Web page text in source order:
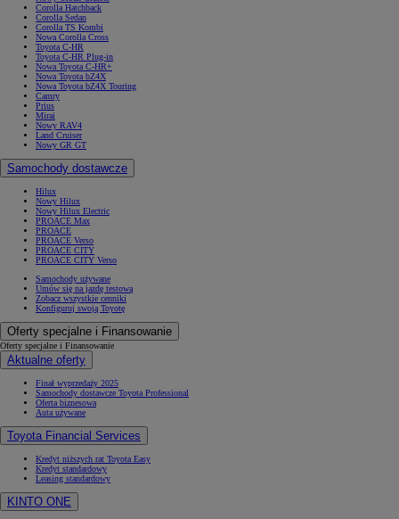
Corolla Hatchback
Corolla Sedan
Corolla TS Kombi
Nowa Corolla Cross
Toyota C-HR
Toyota C-HR Plug-in
Nowa Toyota C-HR+
Nowa Toyota bZ4X
Nowa Toyota bZ4X Touring
Camry
Prius
Mirai
Nowy RAV4
Land Cruiser
Nowy GR GT
Samochody dostawcze
Hilux
Nowy Hilux
Nowy Hilux Electric
PROACE Max
PROACE
PROACE Verso
PROACE CITY
PROACE CITY Verso
Samochody używane
Umów się na jazdę testową
Zobacz wszystkie cenniki
Konfiguruj swoją Toyotę
Oferty specjalne i Finansowanie
Oferty specjalne i Finansowanie
Aktualne oferty
Finał wyprzedaży 2025
Samochody dostawcze Toyota Professional
Oferta biznesowa
Auta używane
Toyota Financial Services
Kredyt niższych rat Toyota Easy
Kredyt standardowy
Leasing standardowy
KINTO ONE